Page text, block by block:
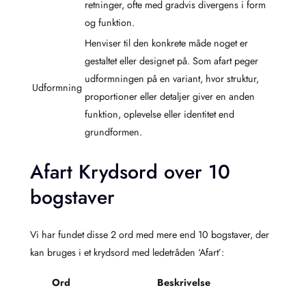
retninger, ofte med gradvis divergens i form
og funktion.
Udformning
Henviser til den konkrete måde noget er
gestaltet eller designet på. Som afart peger
udformningen på en variant, hvor struktur,
proportioner eller detaljer giver en anden
funktion, oplevelse eller identitet end
grundformen.
Afart Krydsord over 10
bogstaver
Vi har fundet disse 2 ord med mere end 10 bogstaver, der
kan bruges i et krydsord med ledetråden ‘Afart’:
Ord Beskrivelse